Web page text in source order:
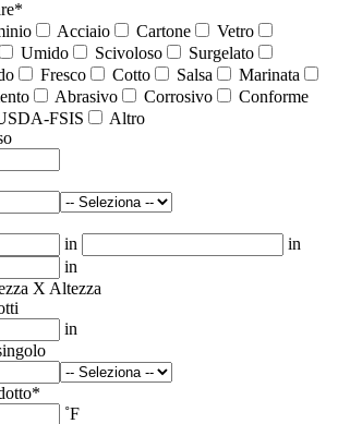
*
Acciaio Cartone
Vetro
Umido Scivoloso
Surgelato
Fresco Cotto Salsa
Marinata
Abrasivo Corrosivo
Conforme
FSIS
Altro
in
in
in
X Altezza
in
*
˚F